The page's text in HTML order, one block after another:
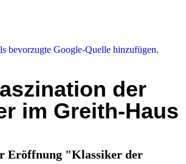
bevorzugte Google-Quelle hinzufügen.
der
im Greith-Haus
Eröffnung "Klassiker der